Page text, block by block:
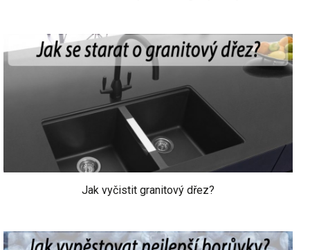
Jak vyčistit granitový dřez?